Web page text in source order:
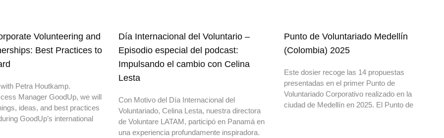
Volunteering and
Best Practices to
Petra Houtkamp.
Manager GoodUp, we will
ideas, and best practices
GoodUp’s international
Día Internacional del Voluntario –
Episodio especial del podcast:
Impulsando el cambio con Celina
Lesta
Con Motivo del Día Internacional del
Voluntariado, Celina Lesta, nuestra directora
de Voluntare LATAM, participó en Panamá en
una experiencia profundamente inspiradora.
Punto de Voluntariado Medellín
(Colombia) 2025
Este dosier recoge las 14 propuestas
presentadas en el primer Punto de
Voluntariado Corporativo realizado en la
ciudad de Medellín en 2025. El Punto de